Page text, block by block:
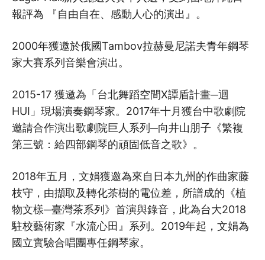
報評為 『自由自在、感動人心的演出』。
2000年獲邀於俄國Tambov拉赫曼尼諾夫青年鋼琴
家大賽系列音樂會演出。
2015-17 獲邀為「台北舞蹈空間X譚盾計畫─迴
HUI」現場演奏鋼琴家。2017年十月獲台中歌劇院
邀請合作演出歌劇院巨人系列─向井山朋子《繁複
第三號：給四部鋼琴的頑固低音之歌》。
2018年五月，文娟獲邀為來自日本九州的作曲家藤
枝守，由擷取及轉化茶樹的電位差，所譜成的《植
物文樣─臺灣茶系列》首演與錄音，此為台大2018
駐校藝術家『水流心田』系列。2019年起，文娟為
國立實驗合唱團專任鋼琴家。